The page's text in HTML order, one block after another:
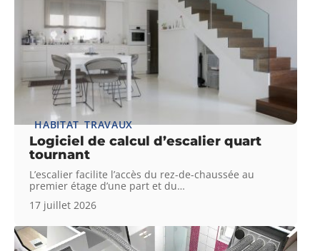
HABITAT TRAVAUX
Logiciel de calcul d’escalier quart
tournant
L’escalier facilite l’accès du rez-de-chaussée au
premier étage d’une part et du…
17 juillet 2026